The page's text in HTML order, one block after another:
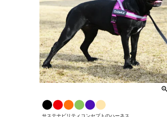
サステナビリティコンセプトのハーネス